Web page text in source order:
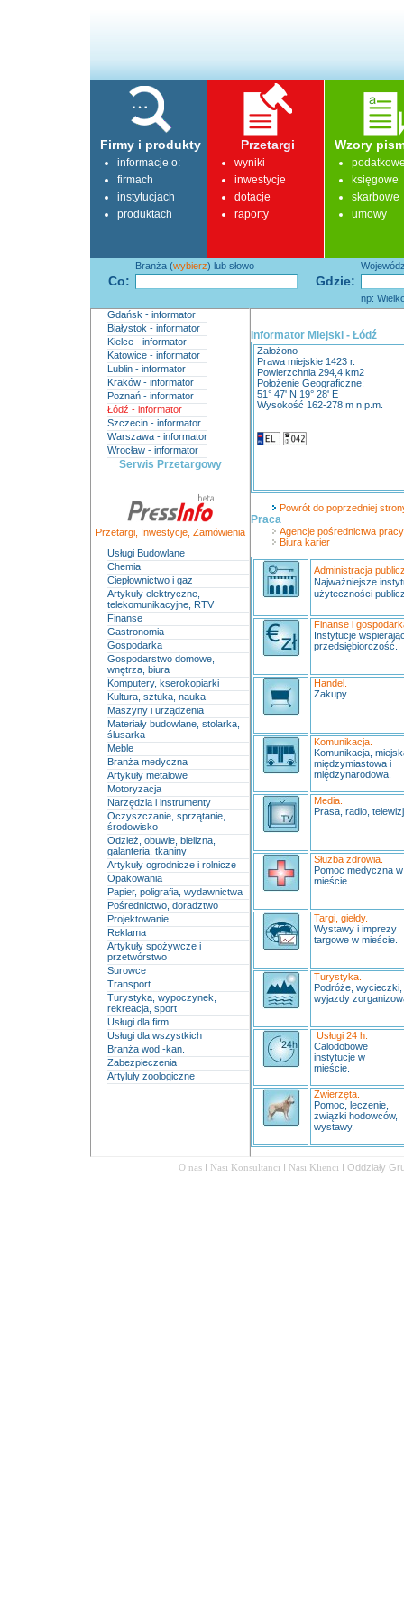
Firmy i produkty
informacje o:
firmach
instytucjach
produktach
Przetargi
wyniki
inwestycje
dotacje
raporty
Wzory
księgowe
skarbowe
umowy
Co: Gdzie:
Branża (wybierz) lub słowo
np:
Gdańsk - informator
Białystok - informator
Kielce - informator
Katowice - informator
Lublin - informator
Kraków - informator
Poznań - informator
Łódź - informator
Szczecin - informator
Warszawa - informator
Wrocław - informator
Serwis Przetargowy
Przetargi, Inwestycje, Zamówienia
Usługi Budowlane
Chemia
Ciepłownictwo i gaz
Artykuły elektryczne,
telekomunikacyjne, RTV
Finanse
Gastronomia
Gospodarka
Gospodarstwo domowe,
wnętrza, biura
Komputery, kserokopiarki
Kultura, sztuka, nauka
Maszyny i urządzenia
Materiały budowlane, stolarka,
ślusarka
Meble
Branża medyczna
Artykuły metalowe
Motoryzacja
Narzędzia i instrumenty
Oczyszczanie, sprzątanie,
środowisko
Odzież, obuwie, bielizna,
galanteria, tkaniny
Artykuły ogrodnicze i rolnicze
Opakowania
Papier, poligrafia, wydawnictwa
Pośrednictwo, doradztwo
Projektowanie
Reklama
Artykuły spożywcze i
przetwórstwo
Surowce
Transport
Turystyka, wypoczynek,
rekreacja, sport
Usługi dla firm
Usługi dla wszystkich
Branża wod.-kan.
Zabezpieczenia
Artyluły zoologiczne
Informator Miejski - Łódź
Założono
Prawa miejskie 1423 r.
Powierzchnia 294,4 km2
Położenie Geograficzne:
51° 47' N 19° 28' E
Wysokość 162-278 m n.p.m.
Powrót do poprzedniej
Praca
Agencje pośrednictwa
Biura karier
Administracja
Najważniejsze
użyteczności
Finanse i
Instytucje
przedsiębiorczość.
Handel.
Zakupy.
Komunikacja.
Komunikacja,
międzymiastowa i
międzynarodowa.
Media.
Prasa, radio,
Służba zdrowia.
Pomoc medyczna
mieście
Targi, giełdy.
Wystawy i imprezy
targowe w mieście.
Turystyka.
Podróże, wycieczki,
wyjazdy
Usługi 24 h.
Calodobowe
instytucje w
mieście.
Zwierzęta.
Pomoc, leczenie,
związki hodowców,
wystawy.
O nas I Nasi Konsultanci I Nasi Klienci I Oddziały